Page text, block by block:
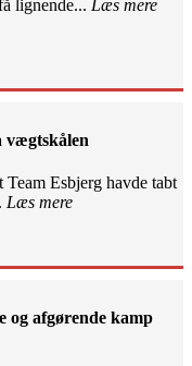
lignende... Læs mere
vægtskålen
Esbjerg havde tabt
Læs mere
og afgørende kamp